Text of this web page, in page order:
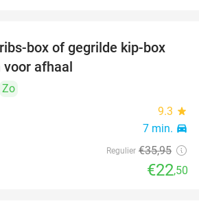
37%
box of gegrilde kip-box
voor afhaal
Zo
9.3 star
7 min. directions_car
Regulier €35,95
€22,50